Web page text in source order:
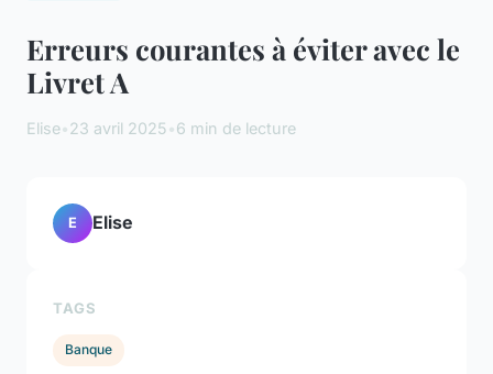
Erreurs courantes à éviter avec le
Livret A
Elise•23 avril 2025•6 min de lecture
E Elise
TAGS
Banque